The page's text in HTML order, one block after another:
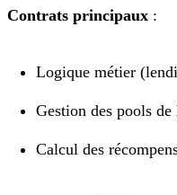
Contrats principaux :
Logique métier
Gestion des pools
Calcul des